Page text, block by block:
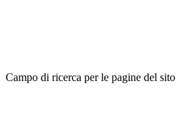
Campo di ricerca per le pagine del sito